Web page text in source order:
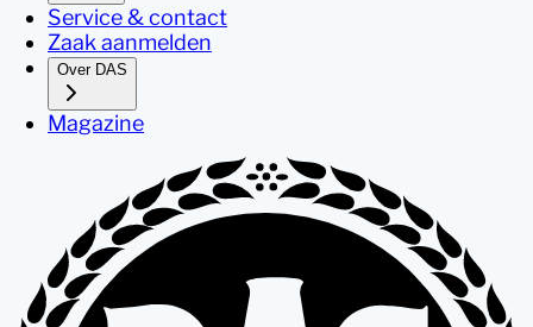
Service & contact
Zaak aanmelden
Over DAS
Magazine